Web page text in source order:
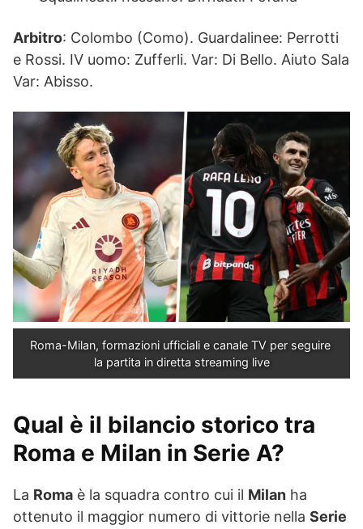
Arbitro: Colombo (Como). Guardalinee: Perrotti
e Rossi. IV uomo: Zufferli. Var: Di Bello. Aiuto Sala
Var: Abisso.
Roma-Milan, formazioni ufficiali e canale TV per seguire
la partita in diretta streaming live
Qual è il bilancio storico tra
Roma e Milan in Serie A?
La Roma è la squadra contro cui il Milan ha
ottenuto il maggior numero di vittorie nella Serie